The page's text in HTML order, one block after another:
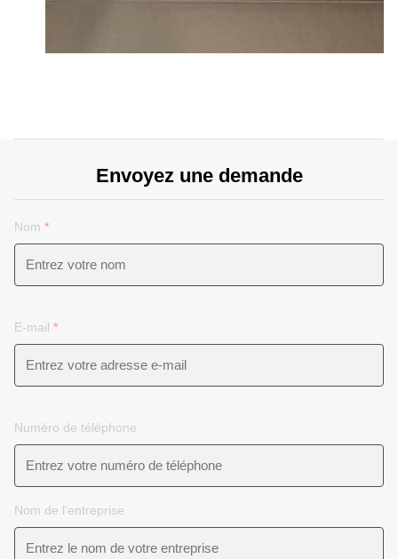
Envoyez une demande
Nom *
E-mail *
Numéro de téléphone
Nom de l'entreprise